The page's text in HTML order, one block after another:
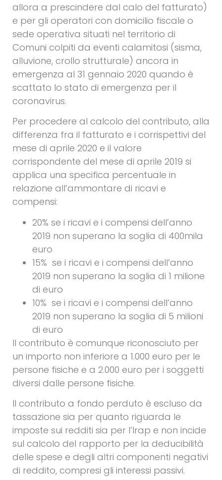
allora a prescindere dal calo del fatturato)
e per gli operatori con domicilio fiscale o
sede operativa situati nel territorio di
Comuni colpiti da eventi calamitosi (sisma,
alluvione, crollo strutturale) ancora in
emergenza al 31 gennaio 2020 quando è
scattato lo stato di emergenza per il
coronavirus.
Per procedere al calcolo del contributo, alla
differenza fra il fatturato e i corrispettivi del
mese di aprile 2020 e il valore
corrispondente del mese di aprile 2019 si
applica una specifica percentuale in
relazione all’ammontare di ricavi e
compensi:
20% se i ricavi e i compensi dell’anno
2019 non superano la soglia di 400mila
euro
15% se i ricavi e i compensi dell’anno
2019 non superano la soglia di 1 milione
di euro
10% se i ricavi e i compensi dell’anno
2019 non superano la soglia di 5 milioni
di euro
Il contributo è comunque riconosciuto per
un importo non inferiore a 1.000 euro per le
persone fisiche e a 2.000 euro per i soggetti
diversi dalle persone fisiche.
Il contributo a fondo perduto è escluso da
tassazione sia per quanto riguarda le
imposte sui redditi sia per l’Irap e non incide
sul calcolo del rapporto per la deducibilità
delle spese e degli altri componenti negativi
di reddito, compresi gli interessi passivi.